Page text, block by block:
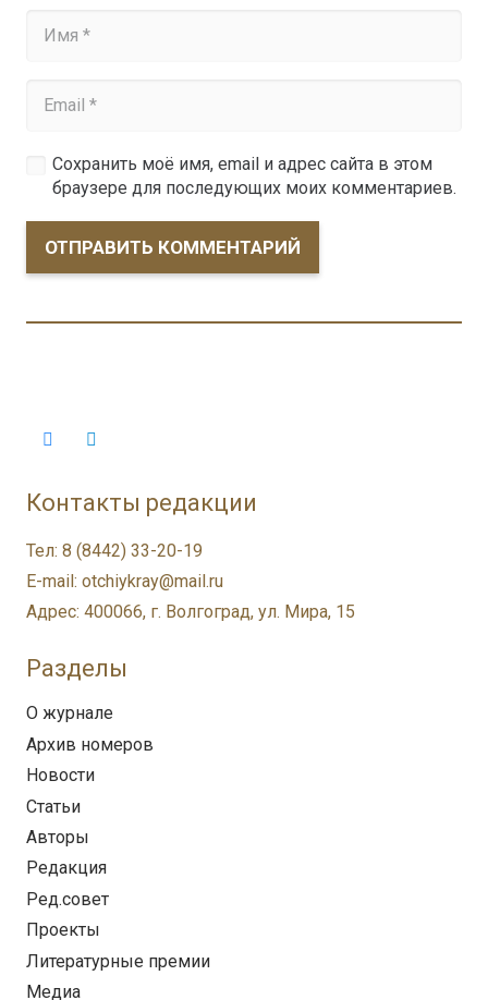
Сохранить моё имя, email и адрес сайта в этом
браузере для последующих моих комментариев.
ОТПРАВИТЬ КОММЕНТАРИЙ
Контакты редакции
Тел: 8 (8442) 33-20-19
E-mail: otchiykray@mail.ru
Адрес: 400066, г. Волгоград, ул. Мира, 15
Разделы
О журнале
Архив номеров
Новости
Статьи
Авторы
Редакция
Ред.совет
Проекты
Литературные премии
Медиа